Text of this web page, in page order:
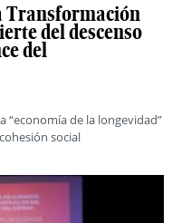
Transformación
del descenso
del
“economía de la longevidad”
social